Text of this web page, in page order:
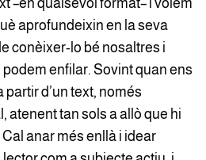
–en qualsevol format– i volem
aprofundeixin en la seva
conèixer-lo bé nosaltres i
enfilar. Sovint quan ens
d’un text, només
atenent tan sols a allò que hi
anar més enllà i idear